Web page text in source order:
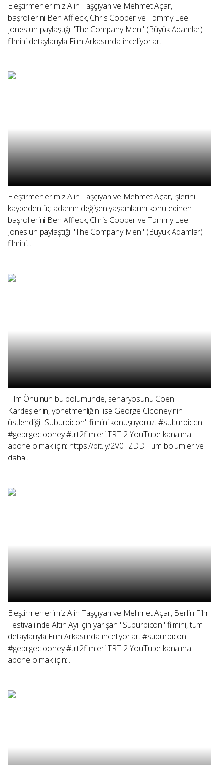
Eleştirmenlerimiz Alin Taşçıyan ve Mehmet Açar,
başrollerini Ben Affleck, Chris Cooper ve Tommy Lee
Jones'un paylaştığı "The Company Men" (Büyük Adamlar)
filmini detaylarıyla Film Arkası'nda inceliyorlar.
Eleştirmenlerimiz Alin Taşçıyan ve Mehmet Açar, işlerini
kaybeden üç adamın değişen yaşamlarını konu edinen
başrollerini Ben Affleck, Chris Cooper ve Tommy Lee
Jones'un paylaştığı "The Company Men" (Büyük Adamlar)
filmini...
Film Önü'nün bu bölümünde, senaryosunu Coen
Kardeşler'in, yönetmenliğini ise George Clooney'nin
üstlendiği "Suburbicon" filmini konuşuyoruz. #suburbicon
#georgeclooney #trt2filmleri TRT 2 YouTube kanalına
abone olmak için: https://bit.ly/2V0TZDD Tüm bölümler ve
daha...
Eleştirmenlerimiz Alin Taşçıyan ve Mehmet Açar, Berlin Film
Festivali'nde Altın Ayı için yarışan "Suburbicon" filmini, tüm
detaylarıyla Film Arkası'nda inceliyorlar. #suburbicon
#georgeclooney #trt2filmleri TRT 2 YouTube kanalına
abone olmak için:...